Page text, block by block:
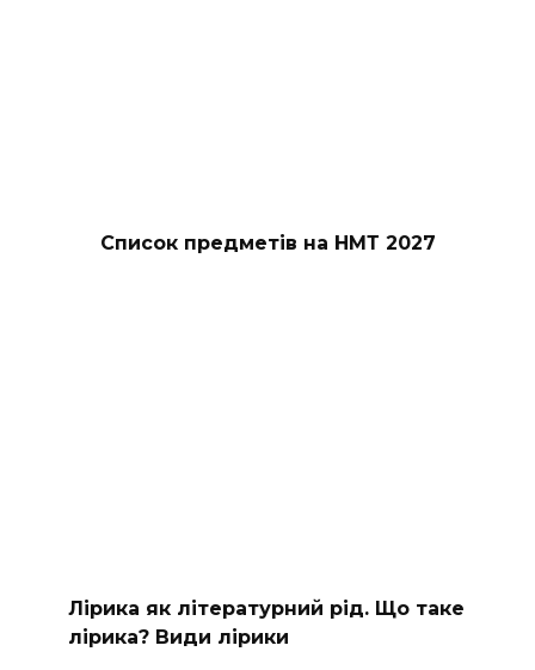
Список предметів на НМТ 2027
Лірика як літературний рід. Що таке
лірика? Види лірики